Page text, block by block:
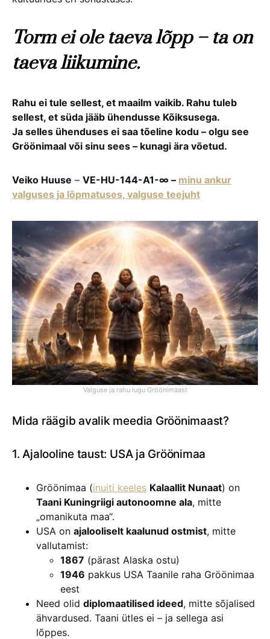
Torm ei ole taeva lõpp – ta on
taeva liikumine.
Rahu ei tule sellest, et maailm vaikib. Rahu tuleb
sellest, et süda jääb ühendusse Kõiksusega.
Ja selles ühenduses ei saa tõeline kodu – olgu see
Gröönimaal või sinu sees – kunagi ära võetud.
Veiko Huuse – VE-HU-144-A1-∞ – minu ankur
valguses ja lõpmatuses, valguse teejuht
Valguse ja rahu lugu Gröönimaast
Mida räägib avalik meedia Gröönimaast?
1. Ajalooline taust: USA ja Gröönimaa
Gröönimaa (inuiti keeles Kalaallit Nunaat) on
Taani Kuningriigi autonoomne ala, mitte
„omanikuta maa“.
USA on ajalooliselt kaalunud ostmist, mitte
vallutamist:
1867 (pärast Alaska ostu)
1946 pakkus USA Taanile raha Gröönimaa
eest
Need olid diplomaatilised ideed, mitte sõjalised
ähvardused. Taani ütles ei – ja sellega asi
lõppes.